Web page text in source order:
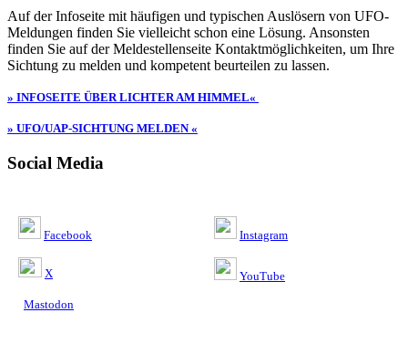
Auf der Infoseite mit häufigen und typischen Auslösern von UFO-
Meldungen finden Sie vielleicht schon eine Lösung. Ansonsten
finden Sie auf der Meldestellenseite Kontaktmöglichkeiten, um Ihre
Sichtung zu melden und kompetent beurteilen zu lassen.
» INFOSEITE ÜBER LICHTER AM HIMMEL«
» UFO/UAP-SICHTUNG MELDEN «
Social Media
Facebook
X
Mastodon
Instagram
YouTube